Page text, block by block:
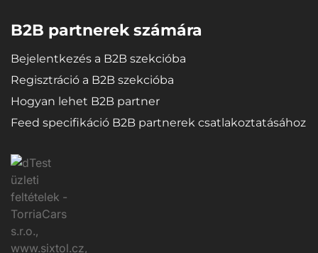
B2B partnerek számára
Bejelentkezés a B2B szekcióba
Regisztráció a B2B szekcióba
Hogyan lehet B2B partner
Feed specifikáció B2B partnerek csatlakoztatásához